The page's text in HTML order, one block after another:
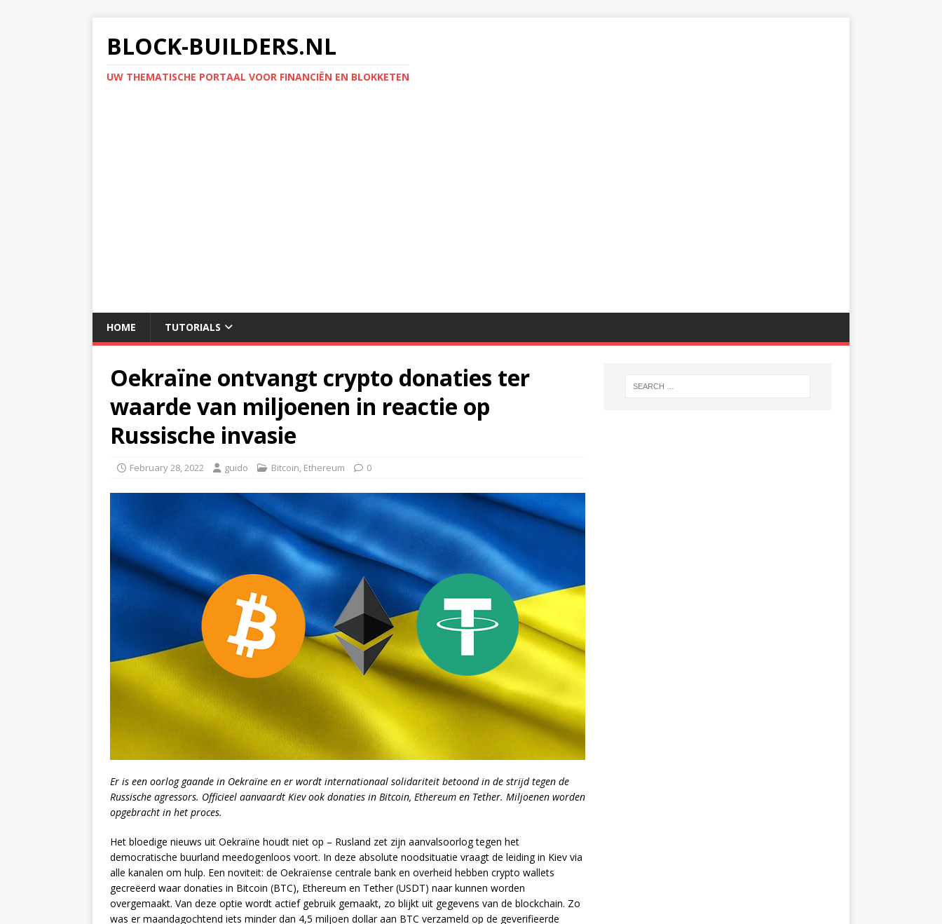
BLOCK-BUILDERS.NL
UW THEMATISCHE PORTAAL VOOR FINANCIËN EN BLOKKETEN
HOME TUTORIALS
Oekraïne ontvangt crypto donaties ter
waarde van miljoenen in reactie op
Russische invasie
February 28, 2022 guido Bitcoin, Ethereum 0
Er is een oorlog gaande in Oekraïne en er wordt internationaal solidariteit betoond in de strijd tegen de
Russische agressors. Officieel aanvaardt Kiev ook donaties in Bitcoin, Ethereum en Tether. Miljoenen worden
opgebracht in het proces.
Het bloedige nieuws uit Oekraïne houdt niet op – Rusland zet zijn aanvalsoorlog tegen het
democratische buurland meedogenloos voort. In deze absolute noodsituatie vraagt de leiding in Kiev via
alle kanalen om hulp. Een noviteit: de Oekraïense centrale bank en overheid hebben crypto wallets
gecreëerd waar donaties in Bitcoin (BTC), Ethereum en Tether (USDT) naar kunnen worden
overgemaakt. Van deze optie wordt actief gebruik gemaakt, zo blijkt uit gegevens van de blockchain. Zo
was er maandagochtend iets minder dan 4,5 miljoen dollar aan BTC verzameld op de geverifieerde